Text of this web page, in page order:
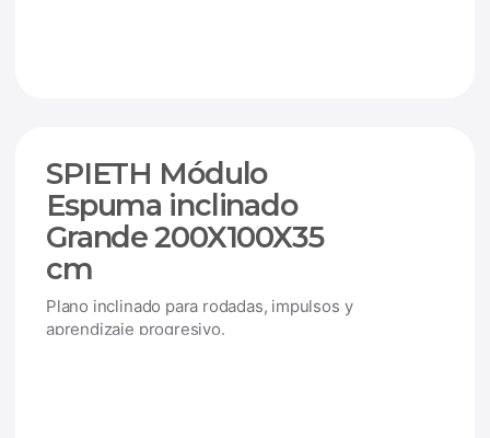
SPIETH Módulo
Espuma inclinado
Grande 200X100X35
cm
Plano inclinado para rodadas, impulsos y
aprendizaje progresivo.